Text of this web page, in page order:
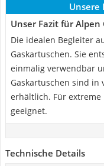
Unsere
Unser Fazit für
Die idealen Begleiter
Gaskartuschen. Sie
einmalig verwendbar
Gaskartuschen sind
erhältlich. Für
geeignet.
Technische Details